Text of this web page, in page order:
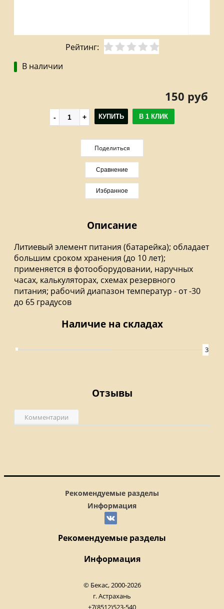
Рейтинг:
В наличии
150 руб
КУПИТЬ В 1 КЛИК
Поделиться
Сравнение
Избранное
Описание
Литиевый элемент питания (батарейка); обладает
большим сроком хранения (до 10 лет);
применяется в фотооборудовании, наручных
часах, калькуляторах, схемах резервного
питания; рабочий диапазон температур - от -30
до 65 градусов
Наличие на складах
3
Отзывы
Комментарии
Рекомендуемые разделы
Информация
Рекомендуемые разделы
Информация
© Бекас, 2000-2026
г. Астрахань
+7(8512)523-540